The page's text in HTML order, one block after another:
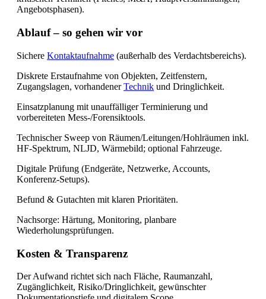
Angebotsphasen).
Ablauf – so gehen wir vor
Sichere Kontaktaufnahme (außerhalb des Verdachtsbereichs).
Diskrete Erstaufnahme von Objekten, Zeitfenstern,
Zugangslagen, vorhandenerTechnik und Dringlichkeit.
Einsatzplanung mit unauffälliger Terminierung und
vorbereiteten Mess-/Forensiktools.
Technischer Sweep von Räumen/Leitungen/Hohlräumen inkl.
HF-Spektrum, NLJD, Wärmebild; optional Fahrzeuge.
Digitale Prüfung (Endgeräte, Netzwerke, Accounts,
Konferenz-Setups).
Befund & Gutachten mit klaren Prioritäten.
Nachsorge: Härtung, Monitoring, planbare
Wiederholungsprüfungen.
Kosten & Transparenz
Der Aufwand richtet sich nach Fläche, Raumanzahl,
Zugänglichkeit, Risiko/Dringlichkeit, gewünschter